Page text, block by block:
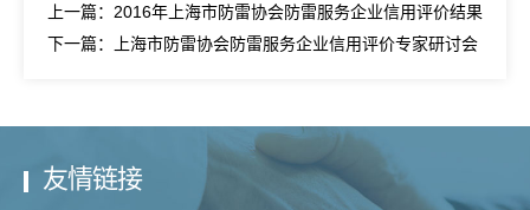
上一篇：2016年上海市防雷协会防雷服务企业信用评价结果
下一篇：上海市防雷协会防雷服务企业信用评价专家研讨会
友情链接